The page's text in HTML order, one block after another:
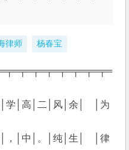
律师 杨春宝
学│高│二│风│余│　│为
，│中│。│纯│生│　│律